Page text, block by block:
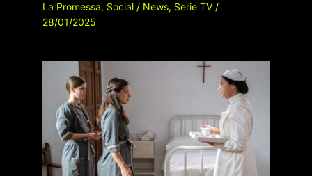
La Promessa, Social/ News, Serie TV/
28/01/2025